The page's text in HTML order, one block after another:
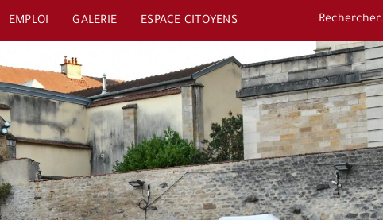
EMPLOI GALERIE ESPACE CITOYENS Rechercher: